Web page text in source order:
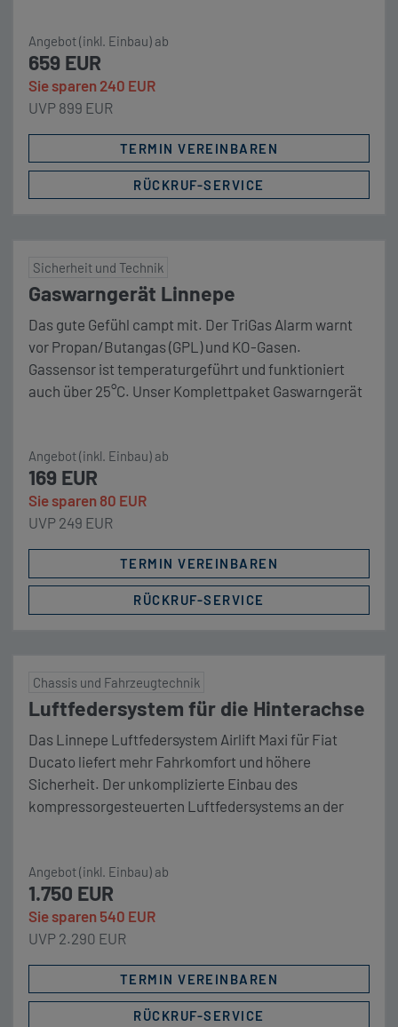
vorkommenden Replay Attacken bietet. Schutz
gegen Einbrüche und Gasüberfälle bzw. Gaslecks
bieten […]
Angebot (inkl. Einbau) ab
659 EUR
Sie sparen 240 EUR
UVP 899 EUR
TERMIN VEREINBAREN
RÜCKRUF-SERVICE
Sicherheit und Technik
Gaswarngerät Linnepe
Das gute Gefühl campt mit. Der TriGas Alarm warnt
vor Propan/Butangas (GPL) und KO-Gasen.
Gassensor ist temperaturgeführt und funktioniert
auch über 25°C. Unser Komplettpaket Gaswarngerät
Daten: 12V Anschluss Sensorik erwärmt sich im
Betrieb Preishinweis: Aufgrund der individuellen
Fahrzeugspezifikationen kann der Angebotspreis für
Ihr Fahrzeug individuell […]
Angebot (inkl. Einbau) ab
169 EUR
Sie sparen 80 EUR
UVP 249 EUR
TERMIN VEREINBAREN
RÜCKRUF-SERVICE
Chassis und Fahrzeugtechnik
Luftfedersystem für die Hinterachse
Das Linnepe Luftfedersystem Airlift Maxi für Fiat
Ducato liefert mehr Fahrkomfort und höhere
Sicherheit. Der unkomplizierte Einbau des
kompressorgesteuerten Luftfedersystems an der
Bodenfreiheit können über Bedienteil einfach vom
Fahrersitz aus beeinflusst werden. Mit
Fahrerhausbedienteil. Unser Komplettpaket Linnepe
Luftfedersystem 8 Zoll 2-Kreis System für die
Hinterachse inkl. […]
Angebot (inkl. Einbau) ab
1.750 EUR
Sie sparen 540 EUR
UVP 2.290 EUR
TERMIN VEREINBAREN
RÜCKRUF-SERVICE